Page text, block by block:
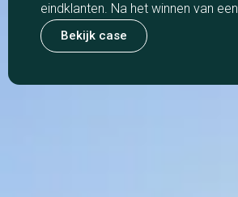
eindklanten. Na het winnen van een
Bekijk case